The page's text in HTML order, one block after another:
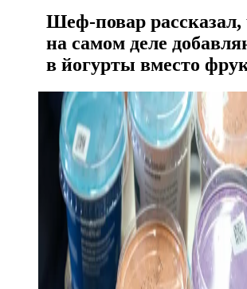
Шеф-повар рассказал,
на самом деле
в йогурты вместо